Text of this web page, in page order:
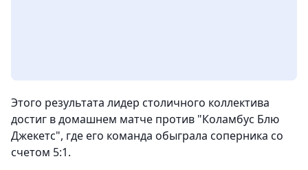
Этого результата лидер столичного коллектива
достиг в домашнем матче против "Коламбус Блю
Джекетс", где его команда обыграла соперника со
счетом 5:1.